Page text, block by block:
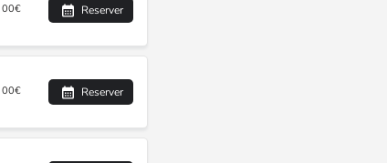
00€ Reserver
00€ Reserver